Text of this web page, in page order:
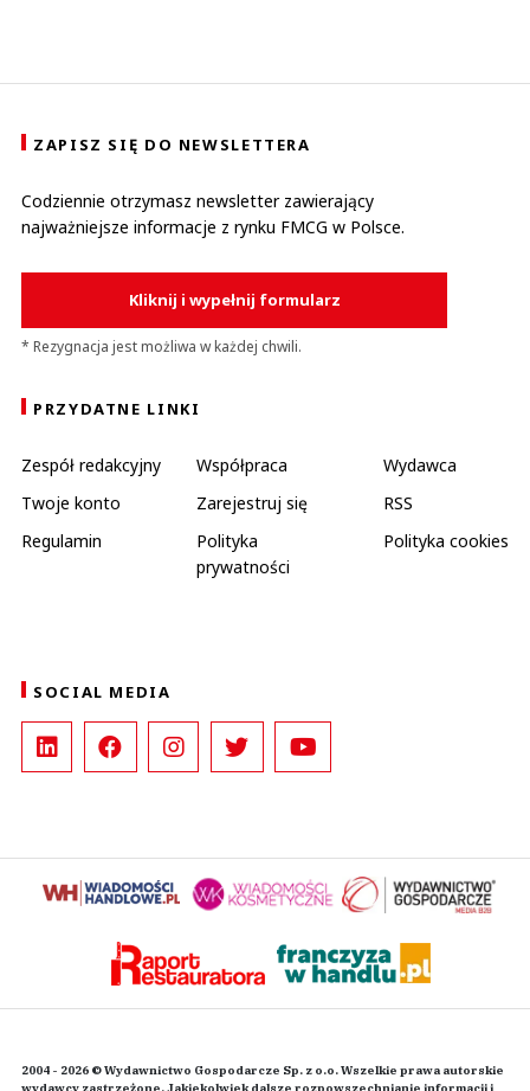
ZAPISZ SIĘ DO NEWSLETTERA
Codziennie otrzymasz newsletter zawierający
najważniejsze informacje z rynku FMCG w Polsce.
Kliknij i wypełnij formularz
* Rezygnacja jest możliwa w każdej chwili.
PRZYDATNE LINKI
Zespół redakcyjny Współpraca
Wydawca
Twoje konto
Zarejestruj się
RSS
Regulamin
Polityka
prywatności
Polityka cookies
SOCIAL MEDIA
2004 - 2026 © Wydawnictwo Gospodarcze Sp. z o.o. Wszelkie prawa autorskie